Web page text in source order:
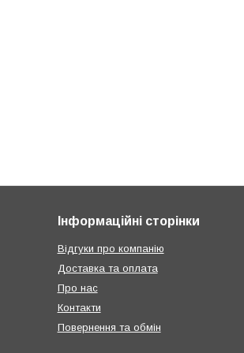
Інформаційні сторінки
Відгуки про компанію
Доставка та оплата
Про нас
Контакти
Повернення та обмін